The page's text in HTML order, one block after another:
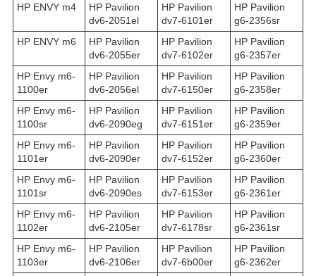
HP ENVY m4
HP Pavilion
dv6-2051el
HP Pavilion
dv7-6101er
HP Pavilion
g6-2356sr
HP ENVY m6
HP Pavilion
dv6-2055er
HP Pavilion
dv7-6102er
HP Pavilion
g6-2357er
HP Envy m6-
1100er
HP Pavilion
dv6-2056el
HP Pavilion
dv7-6150er
HP Pavilion
g6-2358er
HP Envy m6-
1100sr
HP Pavilion
dv6-2090eg
HP Pavilion
dv7-6151er
HP Pavilion
g6-2359er
HP Envy m6-
1101er
HP Pavilion
dv6-2090er
HP Pavilion
dv7-6152er
HP Pavilion
g6-2360er
HP Envy m6-
1101sr
HP Pavilion
dv6-2090es
HP Pavilion
dv7-6153er
HP Pavilion
g6-2361er
HP Envy m6-
1102er
HP Pavilion
dv6-2105er
HP Pavilion
dv7-6178sr
HP Pavilion
g6-2361sr
HP Envy m6-
1103er
HP Pavilion
dv6-2106er
HP Pavilion
dv7-6b00er
HP Pavilion
g6-2362er